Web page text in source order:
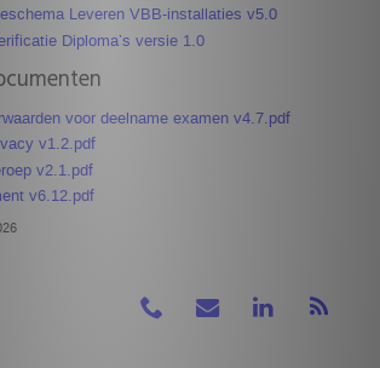
Leveren VBB-installaties v5.0
Diploma’s versie 1.0
voor deelname examen v4.7.pdf
v1.2.pdf
v2.1.pdf
v6.12.pdf